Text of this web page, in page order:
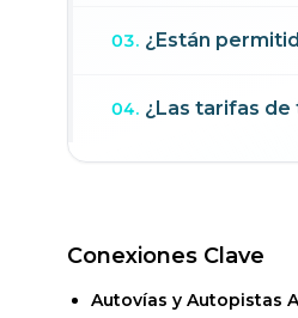
03. ¿Están
04. ¿Las tarifas
Conexiones Clave
Autovías y Autopistas